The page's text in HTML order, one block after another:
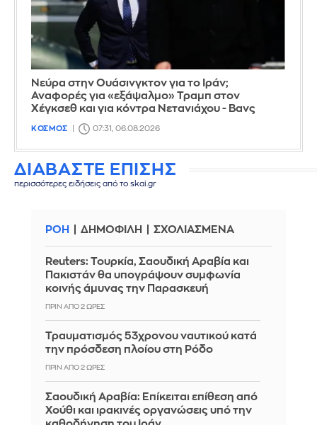
Νεύρα στην Ουάσινγκτον για το Ιράν;
Αναφορές για «εξάψαλμο» Τραμπ στον
Χέγκσεθ και για κόντρα Νετανιάχου - Βανς
ΚΟΣΜΟΣ 07:31, 06.08.2026
ΔΙΑΒΑΣΤΕ ΕΠΙΣΗΣ
περισσότερες ειδήσεις από το skai.gr
ΡΟΗ ΔΗΜΟΦΙΛΗ ΣΧΟΛΙΑΣΜΕΝΑ
Reuters: Τουρκία, Σαουδική Αραβία και
Πακιστάν θα υπογράψουν συμφωνία
κοινής άμυνας την Παρασκευή
ΠΡΙΝ ΑΠΌ 2 ΏΡΕΣ
Τραυματισμός 53χρονου ναυτικού κατά
την πρόσδεση πλοίου στη Ρόδο
ΠΡΙΝ ΑΠΌ 2 ΏΡΕΣ
Σαουδική Αραβία: Επίκειται επίθεση από
Χούθι και ιρακινές οργανώσεις υπό την